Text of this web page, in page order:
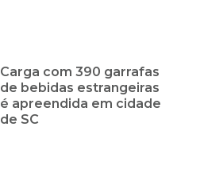
Carga com 390 garrafas
de bebidas estrangeiras
é apreendida em cidade
de SC